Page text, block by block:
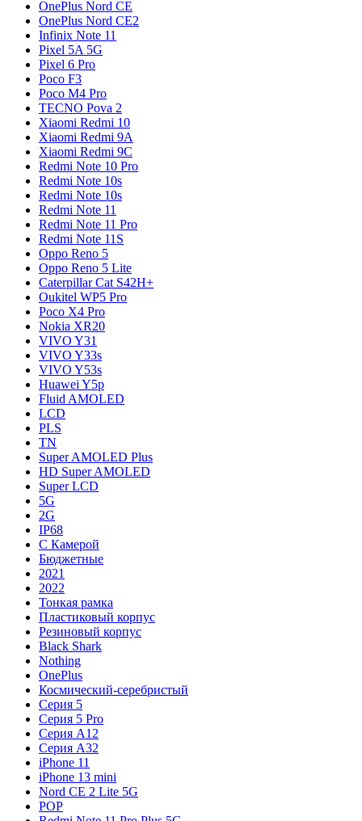
OnePlus Nord CE
OnePlus Nord CE2
Infinix Note 11
Pixel 5A 5G
Pixel 6 Pro
Poco F3
Poco M4 Pro
TECNO Pova 2
Xiaomi Redmi 10
Xiaomi Redmi 9A
Xiaomi Redmi 9C
Redmi Note 10 Pro
Redmi Note 10s
Redmi Note 10s
Redmi Note 11
Redmi Note 11 Pro
Redmi Note 11S
Oppo Reno 5
Oppo Reno 5 Lite
Caterpillar Cat S42H+
Oukitel WP5 Pro
Poco X4 Pro
Nokia XR20
VIVO Y31
VIVO Y33s
VIVO Y53s
Huawei Y5p
Fluid AMOLED
LCD
PLS
TN
Super AMOLED Plus
HD Super AMOLED
Super LCD
5G
2G
IP68
С Камерой
Бюджетные
2021
2022
Тонкая рамка
Пластиковый корпус
Резиновый корпус
Black Shark
Nothing
OnePlus
Космический-серебристый
Серия 5
Серия 5 Pro
Серия A12
Серия A32
iPhone 11
iPhone 13 mini
Nord CE 2 Lite 5G
POP